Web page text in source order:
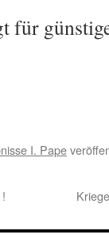
für
I. Pape